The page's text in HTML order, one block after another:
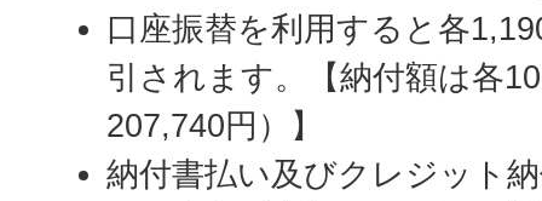
口座振替を利用すると各
引されます。【納付額は各
207,740円）】
納付書払い及びクレジット